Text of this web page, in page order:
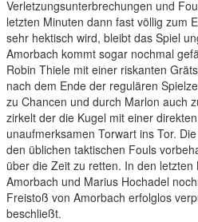
Verletzungsunterbrechungen und
letzten Minuten dann fast völlig zum
sehr hektisch wird, bleibt das Spiel
Amorbach kommt sogar nochmal
Robin Thiele mit einer riskanten
nach dem Ende der regulären
zu Chancen und durch Marlon auch
zirkelt der die Kugel mit einer
unaufmerksamen Torwart ins Tor.
den üblichen taktischen Fouls
über die Zeit zu retten. In den
Amorbach und Marius Hochadel
Freistoß von Amorbach erfolglos
beschließt.